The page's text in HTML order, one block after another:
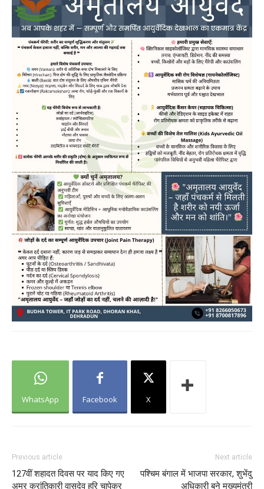
WhatsApp Facebook X
Previous article
127वीं शहादत दिवस पर याद किए गए
अमर क्रांतिकारी वासुदेव हरि चापेकर
Next article
पश्चिम बंगाल में भाजपा सरकार, शुभेंदु
अधिकारी बने मुख्यमंत्री